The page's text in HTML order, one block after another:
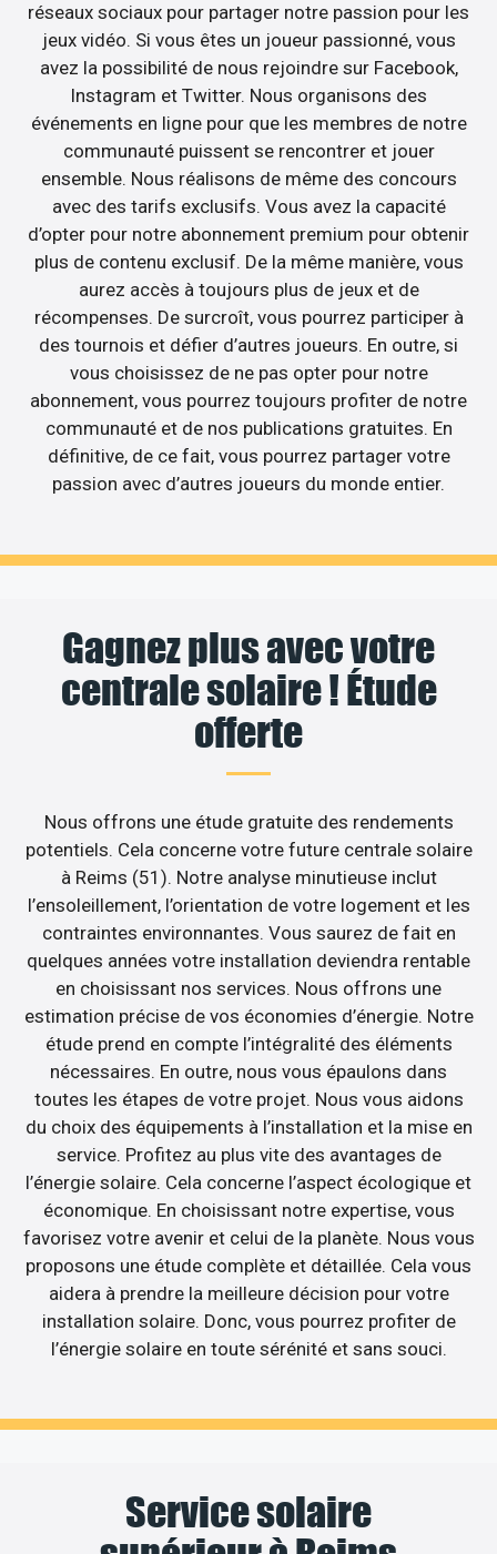
réseaux sociaux pour partager notre passion pour les
jeux vidéo. Si vous êtes un joueur passionné, vous
avez la possibilité de nous rejoindre sur Facebook,
Instagram et Twitter. Nous organisons des
événements en ligne pour que les membres de notre
communauté puissent se rencontrer et jouer
ensemble. Nous réalisons de même des concours
avec des tarifs exclusifs. Vous avez la capacité
d’opter pour notre abonnement premium pour obtenir
plus de contenu exclusif. De la même manière, vous
aurez accès à toujours plus de jeux et de
récompenses. De surcroît, vous pourrez participer à
des tournois et défier d’autres joueurs. En outre, si
vous choisissez de ne pas opter pour notre
abonnement, vous pourrez toujours profiter de notre
communauté et de nos publications gratuites. En
définitive, de ce fait, vous pourrez partager votre
passion avec d’autres joueurs du monde entier.
Gagnez plus avec votre
centrale solaire ! Étude
offerte
Nous offrons une étude gratuite des rendements
potentiels. Cela concerne votre future centrale solaire
à Reims (51). Notre analyse minutieuse inclut
l’ensoleillement, l’orientation de votre logement et les
contraintes environnantes. Vous saurez de fait en
quelques années votre installation deviendra rentable
en choisissant nos services. Nous offrons une
estimation précise de vos économies d’énergie. Notre
étude prend en compte l’intégralité des éléments
nécessaires. En outre, nous vous épaulons dans
toutes les étapes de votre projet. Nous vous aidons
du choix des équipements à l’installation et la mise en
service. Profitez au plus vite des avantages de
l’énergie solaire. Cela concerne l’aspect écologique et
économique. En choisissant notre expertise, vous
favorisez votre avenir et celui de la planète. Nous vous
proposons une étude complète et détaillée. Cela vous
aidera à prendre la meilleure décision pour votre
installation solaire. Donc, vous pourrez profiter de
l’énergie solaire en toute sérénité et sans souci.
Service solaire